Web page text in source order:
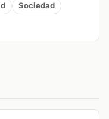
Sociedad